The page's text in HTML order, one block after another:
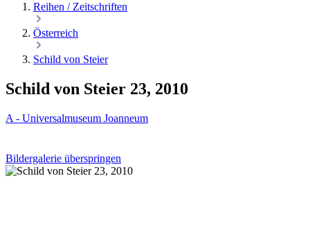
Reihen / Zeitschriften
Österreich
Schild von Steier
Schild von Steier 23, 2010
A - Universalmuseum Joanneum
Bildergalerie überspringen